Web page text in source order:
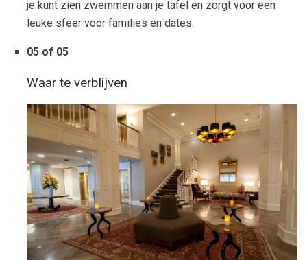
je kunt zien zwemmen aan je tafel en zorgt voor een
leuke sfeer voor families en dates.
05 of 05
Waar te verblijven